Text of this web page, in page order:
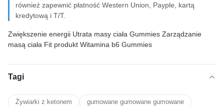
również zapewnić płatność Western Union, Payple, kartą
kredytową i T/T.
Zwiększenie energii Utrata masy ciała Gummies Zarządzanie
masą ciała Fit produkt Witamina b6 Gummies
Tagi
Żywiarki z ketonem
gumowane gumowane gumowane